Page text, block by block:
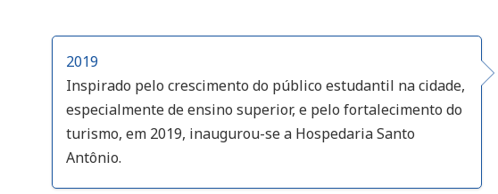
2019
Inspirado pelo crescimento do público estudantil na cidade,
especialmente de ensino superior, e pelo fortalecimento do
turismo, em 2019, inaugurou-se a Hospedaria Santo
Antônio.